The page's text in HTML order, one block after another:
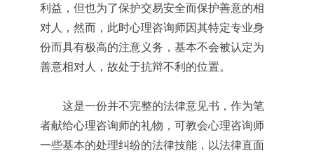
利益，但也为了保护交易安全而保护善意的相
对人，然而，此时心理咨询师因其特定专业身
份而具有极高的注意义务，基本不会被认定为
善意相对人，故处于抗辩不利的位置。
这是一份并不完整的法律意见书，作为笔
者献给心理咨询师的礼物，可教会心理咨询师
一些基本的处理纠纷的法律技能，以法律直面